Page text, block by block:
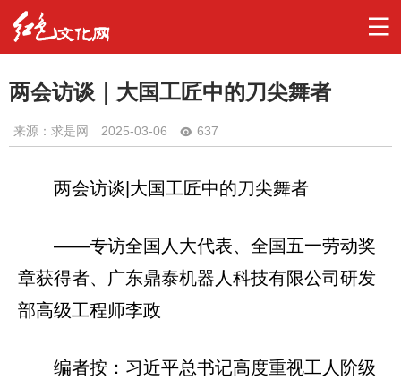
两会访谈｜大国工匠中的刀尖舞者
来源：求是网 2025-03-06 637
两会访谈|大国工匠中的刀尖舞者
——专访全国人大代表、全国五一劳动奖
章获得者、广东鼎泰机器人科技有限公司研发
部高级工程师李政
编者按：习近平总书记高度重视工人阶级